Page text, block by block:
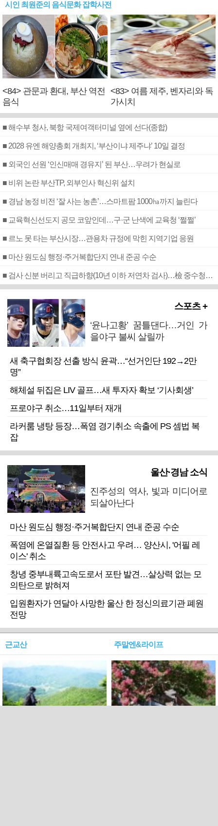
시인 최원준의 음식문화 잡학사전
<84> 관문과 환대, 부산 역전
음식
<83> 여름 제주, 벤자리와 독
가시치
■ 해수부 청사, 북항 국제여객터미널 옆에 선다(종합)
■ 2028 유엔 해양총회 개최지, ‘부산이냐 제주냐’ 10일 결정
■ 외국인 선원 ‘인신매매 경유지’ 된 부산…우려가 현실로
■ 비위 논란 부산TP, 외부인사 혁신위 설치
■ 경남 농정 비전 ‘잘 사는 농촌’…스마트팜 1000㏊까지 늘린다
■ 교육혁신선도지 공모 코앞인데…구·군 난색에 교육청 ‘쩔쩔’
■ 르노 못 타는 부산시장…관용차 규정에 막힌 지역기업 응원
■ 마산 원도심 행정·주거복합단지 연내 준공 수순
■ 검사 신분 버리고 직급하향(10년 이하 저연차 검사)…檢 중수청행 기피
스포츠 +
‘윤나고황’ 꿈틀댄다…거인 가
을야구 불씨 살릴까
새 축구협회장 선출 방식 윤곽…“선거인단 192→2만
명”
해체설 뒤집은 LIV 골프…새 투자자 확보 ‘기사회생’
프로야구 취소…11일부터 재개
라커룸 냉탕 등장…폭염 경기취소 속출에 PS 셈법 복
잡
울산·경남 소식
진주성의 역사, 빛과 미디어로
되살아난다
마산 원도심 행정·주거복합단지 연내 준공 수순
폭염에 온열질환 등 안전사고 우려… 양산시, '어필 레
이스' 취소
창녕 중부내륙고속도로서 포탄 발견…살상력 없는 모
의탄으로 밝혀져
입원환자가 연달아 사망한 울산 한 정신의료기관 폐원
전망
근교산 주말엔&라이프